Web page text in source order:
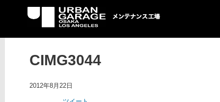
UG メンテナンス工場
CIMG3044
2012年8月22日